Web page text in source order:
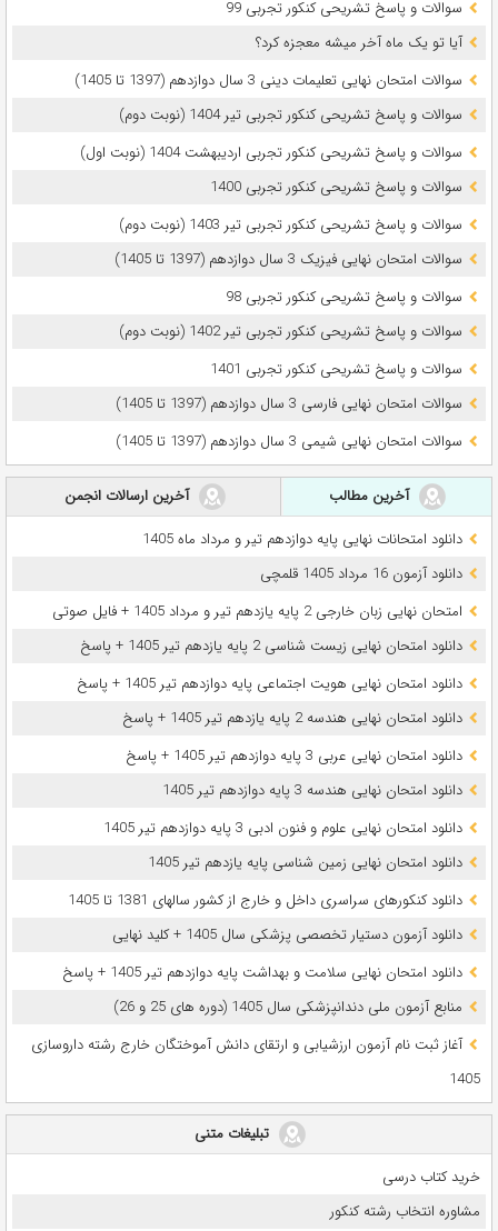
سوالات و پاسخ تشریحی کنکور تجربی 99
آیا تو یک ماه آخر میشه معجزه کرد؟
سوالات امتحان نهایی تعلیمات دینی 3 سال دوازدهم (1397 تا 1405)
سوالات و پاسخ تشریحی کنکور تجربی تیر 1404 (نوبت دوم)
سوالات و پاسخ تشریحی کنکور تجربی اردیبهشت 1404 (نوبت اول)
سوالات و پاسخ تشریحی کنکور تجربی 1400
سوالات و پاسخ تشریحی کنکور تجربی تیر 1403 (نوبت دوم)
سوالات امتحان نهایی فیزیک 3 سال دوازدهم (1397 تا 1405)
سوالات و پاسخ تشریحی کنکور تجربی 98
سوالات و پاسخ تشریحی کنکور تجربی تیر 1402 (نوبت دوم)
سوالات و پاسخ تشریحی کنکور تجربی 1401
سوالات امتحان نهایی فارسی 3 سال دوازدهم (1397 تا 1405)
سوالات امتحان نهایی شیمی 3 سال دوازدهم (1397 تا 1405)
آخرین مطالب
آخرین ارسالات انجمن
دانلود امتحانات نهایی پایه دوازدهم تیر و مرداد ماه 1405
دانلود آزمون 16 مرداد 1405 قلمچی
امتحان نهایی زبان خارجی 2 پایه یازدهم تیر و مرداد 1405 + فایل صوتی
دانلود امتحان نهایی زیست شناسی 2 پایه یازدهم تیر 1405 + پاسخ
دانلود امتحان نهایی هویت اجتماعی پایه دوازدهم تیر 1405 + پاسخ
دانلود امتحان نهایی هندسه 2 پایه یازدهم تیر 1405 + پاسخ
دانلود امتحان نهایی عربی 3 پایه دوازدهم تیر 1405 + پاسخ
دانلود امتحان نهایی هندسه 3 پایه دوازدهم تیر 1405
دانلود امتحان نهایی علوم و فنون ادبی 3 پایه دوازدهم تیر 1405
دانلود امتحان نهایی زمین شناسی پایه یازدهم تیر 1405
دانلود کنکورهای سراسری داخل و خارج از کشور سالهای 1381 تا 1405
دانلود آزمون دستیار تخصصی پزشکی سال 1405 + کلید نهایی
دانلود امتحان نهایی سلامت و بهداشت پایه دوازدهم تیر 1405 + پاسخ
ﻣﻨﺎﺑﻊ آزﻣﻮن ﻣﻠﯽ دندانپزشکی سال 1405 (دوره های 25 و 26)
آغاز ثبت نام آزمون‌ ارزشیابی و ارتقای دانش آموختگان خارج رشته داروسازی
1405
تبلیغات متنی
خرید کتاب درسی
مشاوره انتخاب رشته کنکور